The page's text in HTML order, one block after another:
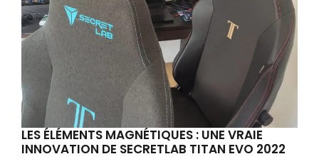
LES ÉLÉMENTS MAGNÉTIQUES : UNE VRAIE
INNOVATION DE SECRETLAB TITAN EVO 2022